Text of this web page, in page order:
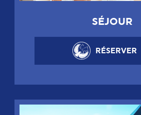
SÉJOUR
RÉSERVER